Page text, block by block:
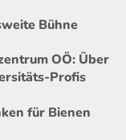
Bühne
OÖ: Über
Profis
für Bienen